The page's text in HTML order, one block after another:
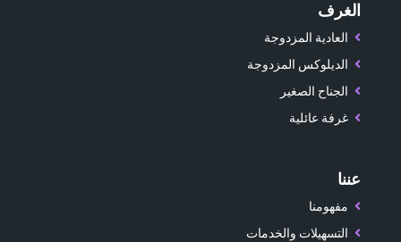
الغرف
العادية المزدوجة
الديلوكس المزدوجة
الجناح الصغير
غرفة عائلية
عننا
مفهومنا
التسهيلات والخدمات